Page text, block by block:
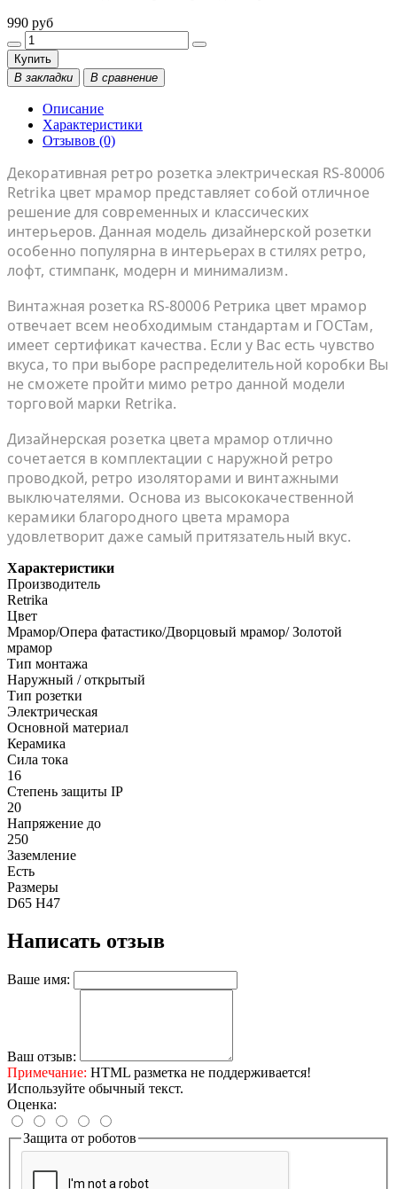
990 руб
Купить
В закладки
В сравнение
Описание
Характеристики
Отзывов (0)
Декоративная ретро розетка электрическая RS-80006
Retrika цвет мрамор представляет собой отличное
решение для современных и классических
интерьеров. Данная модель дизайнерской розетки
особенно популярна в интерьерах в стилях ретро,
лофт, стимпанк, модерн и минимализм.
Винтажная розетка RS-80006 Ретрика цвет мрамор
отвечает всем необходимым стандартам и ГОСТам,
имеет сертификат качества. Если у Вас есть чувство
вкуса, то при выборе распределительной коробки Вы
не сможете пройти мимо ретро данной модели
торговой марки Retrika.
Дизайнерская розетка цвета мрамор отлично
сочетается в комплектации с наружной ретро
проводкой, ретро изоляторами и винтажными
выключателями. Основа из высококачественной
керамики благородного цвета мрамора
удовлетворит даже самый притязательный вкус.
Характеристики
Производитель
Retrika
Цвет
Мрамор/Опера фатастико/Дворцовый мрамор/ Золотой
мрамор
Тип монтажа
Наружный / открытый
Тип розетки
Электрическая
Основной материал
Керамика
Сила тока
16
Степень защиты IP
20
Напряжение до
250
Заземление
Есть
Размеры
D65 Н47
Написать отзыв
Ваше имя:
Ваш отзыв:
Примечание: HTML разметка не поддерживается!
Используйте обычный текст.
Оценка:
Защита от роботов